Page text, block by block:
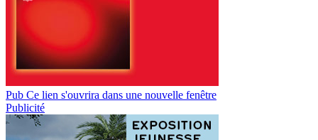
Pub Ce lien s'ouvrira dans une nouvelle fenêtre
Publicité